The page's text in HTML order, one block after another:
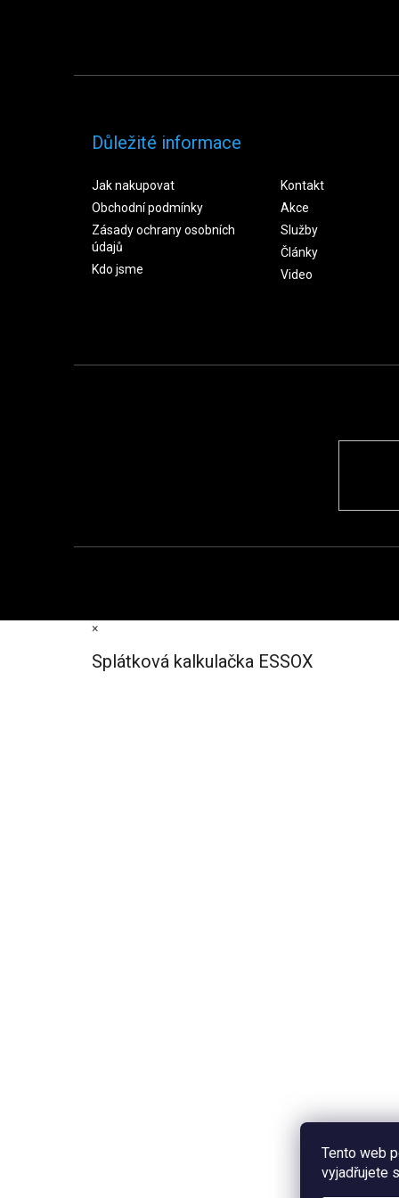
Tento web
vyjadřujete
Důležité informace
Jak nakupovat
Obchodní podmínky
Zásady ochrany osobních
údajů
Kdo jsme
Kontakt
Akce
Služby
Články
Video
×
Splátková kalkulačka ESSOX